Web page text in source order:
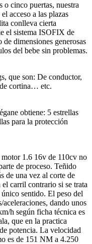
o cinco puertas, nuestra
acceso a las plazas
conlleva cierta
el sistema ISOFIX de
dimensiones generosas
del bebe sin problemas.
que son: De conductor,
de cortina… etc.
obtiene: 5 estrellas
para la protección
1.6 16v de 110cv no
de proceso. Teñido
de una vez al corte de
carril contrario si se trata
sentido. El peso del
aceleraciones, dando unos
h según ficha técnica es
que en la practica
potencia. La velocidad
es de 151 NM a 4.250